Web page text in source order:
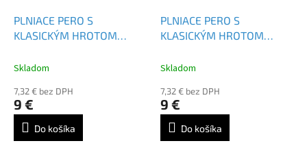
PLNIACE PERO S
KLASICKÝM HROTOM
Skladom
7,32 € bez DPH
9 €
Do košíka
PLNIACE PERO S
KLASICKÝM HROTOM
Skladom
7,32 € bez DPH
9 €
Do košíka